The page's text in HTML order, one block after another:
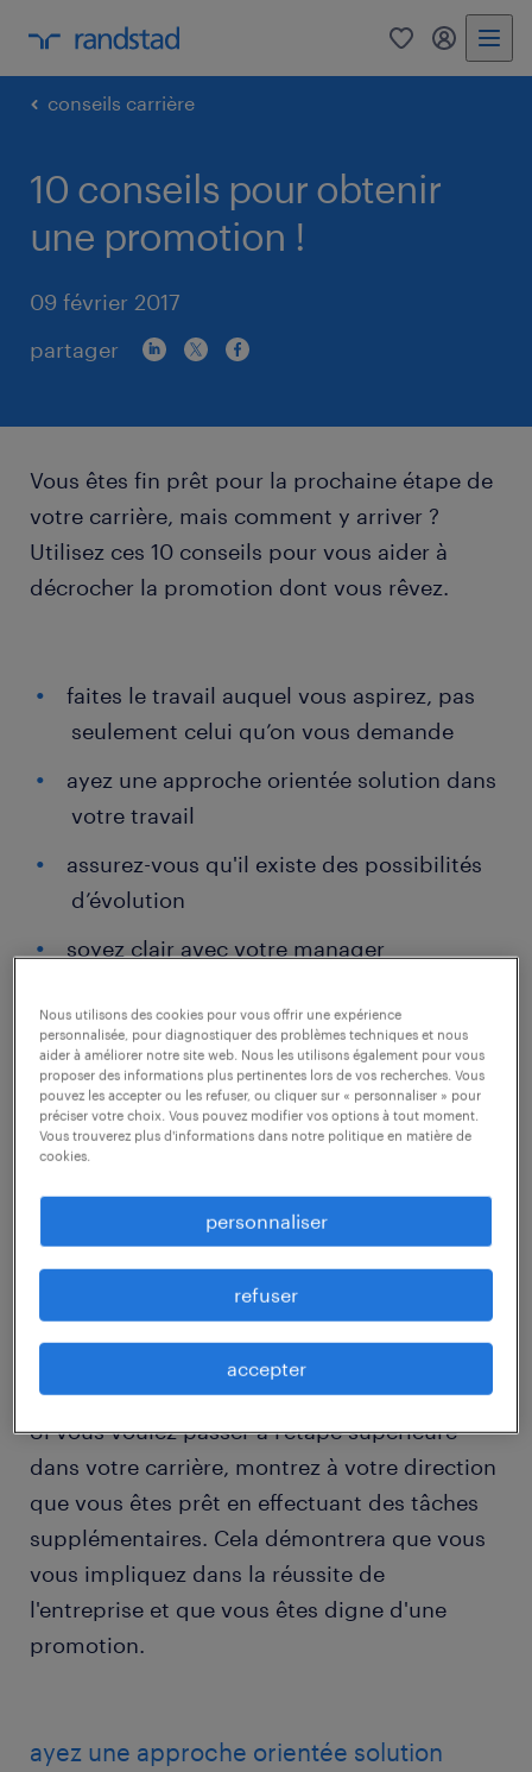
0 my
conseils carrière
10 conseils pour obtenir
une promotion !
09 février 2017
partager
Vous êtes fin prêt pour la prochaine étape de
votre carrière, mais comment y arriver ?
Utilisez ces 10 conseils pour vous aider à
décrocher la promotion dont vous rêvez.
faites le travail auquel vous aspirez, pas
seulement celui qu’on vous demande
ayez une approche orientée solution dans
votre travail
assurez-vous qu'il existe des possibilités
d’évolution
soyez clair avec votre manager
...mais pas trop sociable
obtenez des conseils
travaillez vos points faibles
organisez vos pensées
demandez-la promotion
faites le travail auquel vous aspirez, pas
seulement celui qu’on vous demande
Si vous voulez passer à l’étape supérieure
dans votre carrière, montrez à votre direction
que vous êtes prêt en effectuant des tâches
supplémentaires. Cela démontrera que vous
vous impliquez dans la réussite de
l'entreprise et que vous êtes digne d'une
promotion.
ayez une approche orientée solution
Nous utilisons des cookies pour vous offrir une expérience
personnalisée, pour diagnostiquer des problèmes techniques et nous
aider à améliorer notre site web. Nous les utilisons également pour vous
proposer des informations plus pertinentes lors de vos recherches. Vous
pouvez les accepter ou les refuser, ou cliquer sur « personnaliser » pour
préciser votre choix. Vous pouvez modifier vos options à tout moment.
Vous trouverez plus d'informations dans notre politique en matière de
cookies.
personnaliser
refuser
accepter